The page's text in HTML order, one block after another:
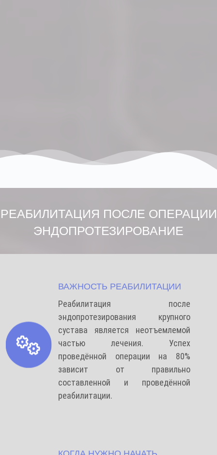
РЕАБИЛИТАЦИЯ ПОСЛЕ ОПЕРАЦИИ
ЭНДОПРОТЕЗИРОВАНИЕ
ВАЖНОСТЬ РЕАБИЛИТАЦИИ
Реабилитация после
эндопротезирования крупного
сустава является неотъемлемой
частью лечения. Успех
проведённой операции на 80%
зависит от правильно
составленной и проведённой
реабилитации.